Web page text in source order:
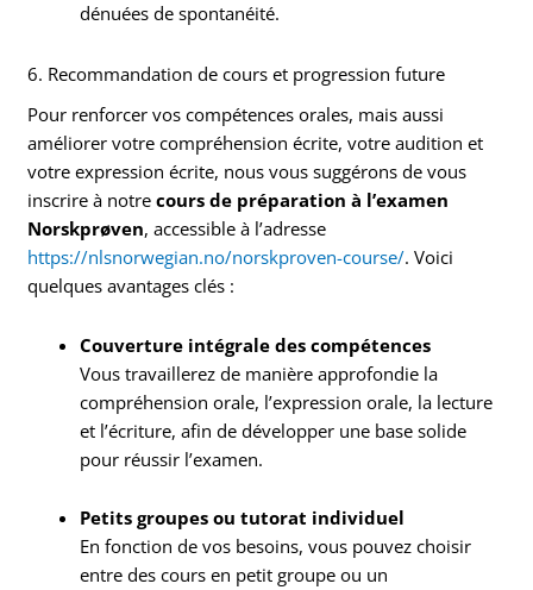
dénuées de spontanéité.
6. Recommandation de cours et progression future
Pour renforcer vos compétences orales, mais aussi
améliorer votre compréhension écrite, votre audition et
votre expression écrite, nous vous suggérons de vous
inscrire à notrecours de préparation à l’examen
Norskprøven, accessible à l’adresse
https://nlsnorwegian.no/norskproven-course/. Voici
quelques avantages clés :
Couverture intégrale des compétences
Vous travaillerez de manière approfondie la
compréhension orale, l’expression orale, la lecture
et l’écriture, afin de développer une base solide
pour réussir l’examen.
Petits groupes ou tutorat individuel
En fonction de vos besoins, vous pouvez choisir
entre des cours en petit groupe ou un